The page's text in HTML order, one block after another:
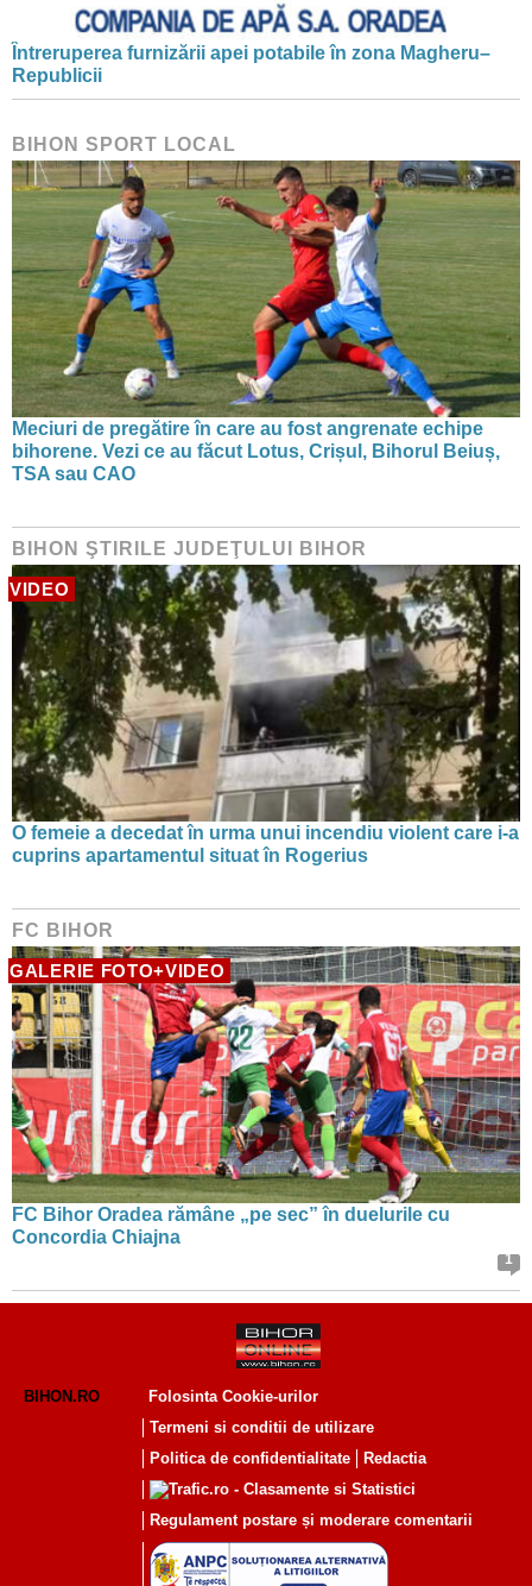
Întreruperea furnizării apei potabile în zona Magheru–
Republicii
BIHON SPORT LOCAL
Meciuri de pregătire în care au fost angrenate echipe
bihorene. Vezi ce au făcut Lotus, Crișul, Bihorul Beiuș,
TSA sau CAO
BIHON ŞTIRILE JUDEŢULUI BIHOR
VIDEO
O femeie a decedat în urma unui incendiu violent care i-a
cuprins apartamentul situat în Rogerius
FC BIHOR
GALERIE FOTO+VIDEO
FC Bihor Oradea rămâne „pe sec” în duelurile cu
Concordia Chiajna
1
BIHON.RO
Folosinta Cookie-urilor
Termeni si conditii de utilizare
Politica de confidentialitate
Redactia
Regulament postare și moderare comentarii